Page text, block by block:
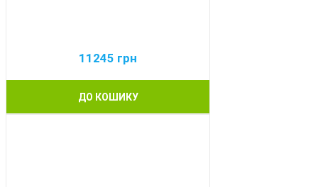
11245 грн
ДО КОШИКУ